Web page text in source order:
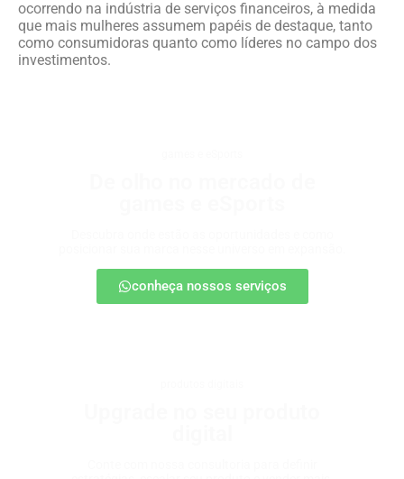
ocorrendo na indústria de serviços financeiros, à medida
que mais mulheres assumem papéis de destaque, tanto
como consumidoras quanto como líderes no campo dos
investimentos.
conheça nossos serviços